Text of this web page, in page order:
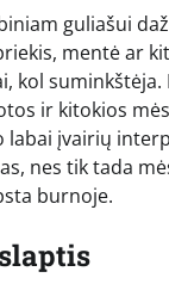
guliašui
mentė ar
kol suminkštėja.
ir kitokios
labai įvairių
nes tik tada
burnoje.